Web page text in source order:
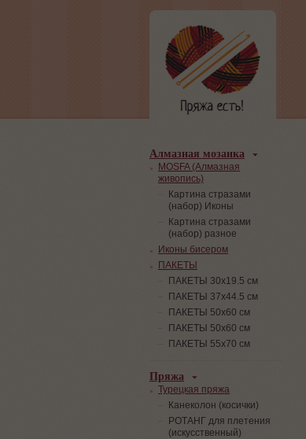
Алмазная мозаика
MOSFA (Алмазная
живопись)
Картина стразами
(набор) Иконы
Картина стразами
(набор) разное
Иконы бисером
ПАКЕТЫ
ПАКЕТЫ 30х19.5 см
ПАКЕТЫ 37х44.5 см
ПАКЕТЫ 50х60 см
ПАКЕТЫ 50х60 см
ПАКЕТЫ 55х70 см
Пряжа
Турецкая пряжа
Канеколон (косички)
РОТАНГ для плетения
(искусственный)